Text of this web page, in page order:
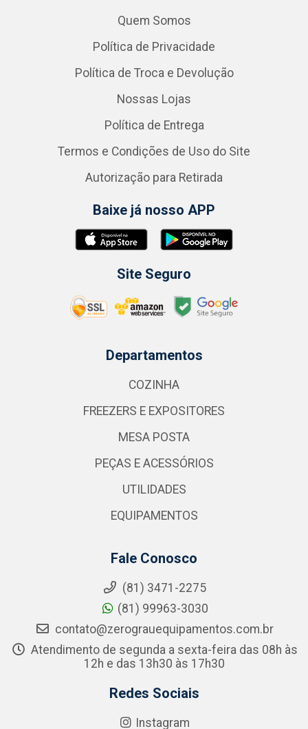
Quem Somos
Política de Privacidade
Política de Troca e Devolução
Nossas Lojas
Política de Entrega
Termos e Condições de Uso do Site
Autorização para Retirada
Baixe já nosso APP
Site Seguro
Departamentos
COZINHA
FREEZERS E EXPOSITORES
MESA POSTA
PEÇAS E ACESSÓRIOS
UTILIDADES
EQUIPAMENTOS
Fale Conosco
(81) 3471-2275
(81) 99963-3030
contato@zerograuequipamentos.com.br
Atendimento de segunda a sexta-feira das 08h às
12h e das 13h30 às 17h30
Redes Sociais
Instagram